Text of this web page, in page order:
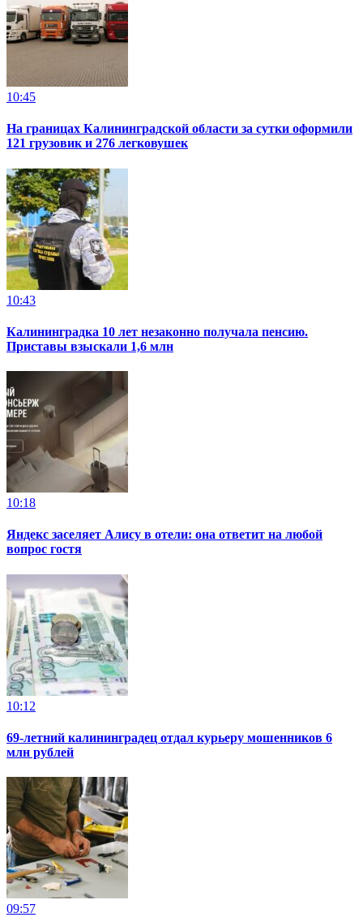
10:45
На границах Калининградской области за сутки оформили
121 грузовик и 276 легковушек
10:43
Калининградка 10 лет незаконно получала пенсию.
Приставы взыскали 1,6 млн
10:18
Яндекс заселяет Алису в отели: она ответит на любой
вопрос гостя
10:12
69-летний калининградец отдал курьеру мошенников 6
млн рублей
09:57